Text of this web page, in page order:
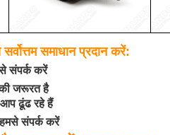
समाधान प्रदान करें:
संपर्क करें
जरूरत है
आप ढूंढ रहे हैं
संपर्क करें